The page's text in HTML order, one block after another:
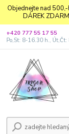
Objednejte nad
DÁREK
+420 777 55 17 55
Po,St: 8-16.30 h.,